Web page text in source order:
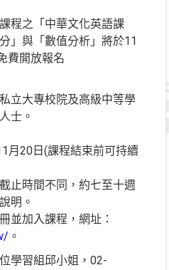
程之「中華文化英語課
」與「數值分析」將於11
費開放報名
立大專校院及高級中等學
士。
月20日(課程結束前可持續
止時間不同，約七至十週
明。
並加入課程，網址：
。
學習組邱小姐，02-